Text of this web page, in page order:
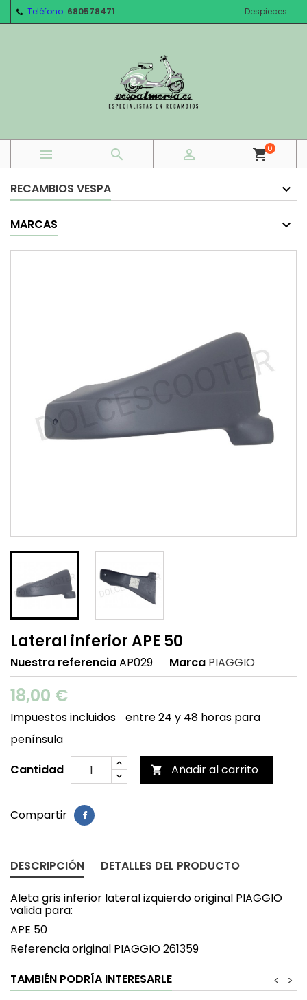
Teléfono: 680578471 Despieces
   shopping_cart0
RECAMBIOS VESPA
MARCAS
Lateral inferior APE 50
Nuestra referenciaAP029 Marca PIAGGIO
18,00 €
Impuestos incluidos
entre 24 y 48 horas para
península
Cantidad
 Añadir al carrito
Compartir
DESCRIPCIÓN DETALLES DEL PRODUCTO
Aleta gris inferior lateral izquierdo original PIAGGIO
valida para:
APE 50
Referencia original PIAGGIO 261359
TAMBIÉN PODRÍA INTERESARLE
>
<